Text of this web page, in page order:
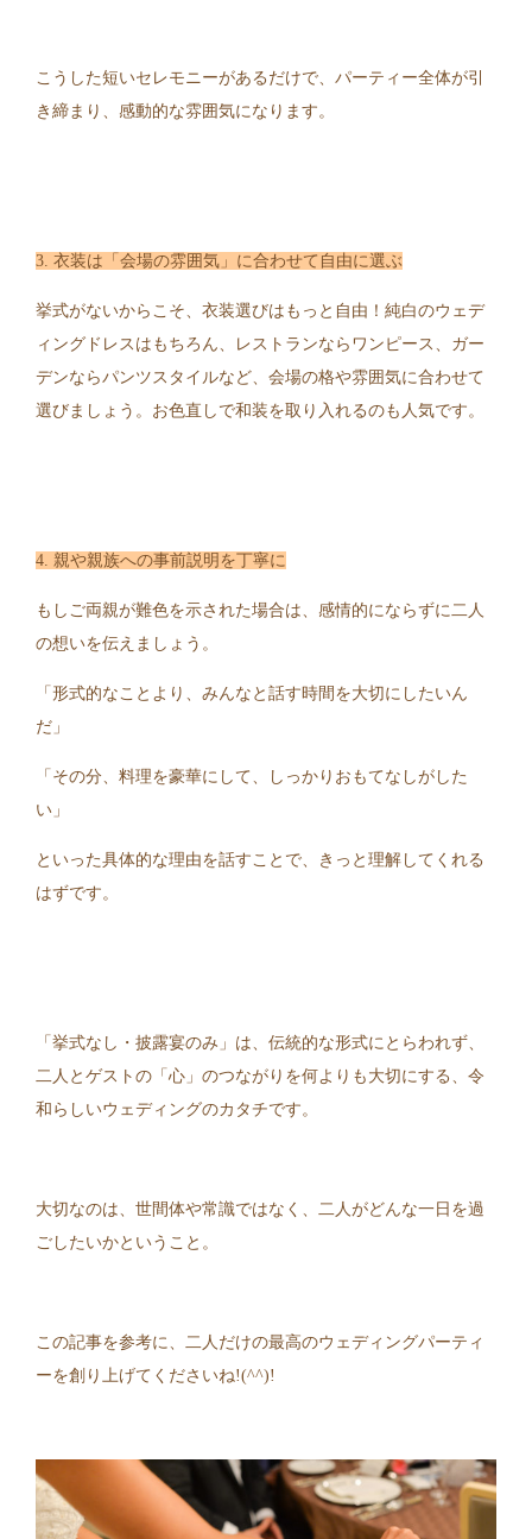
こうした短いセレモニーがあるだけで、パーティー全体が引
き締まり、感動的な雰囲気になります。
3. 衣装は「会場の雰囲気」に合わせて自由に選ぶ
挙式がないからこそ、衣装選びはもっと自由！純白のウェデ
ィングドレスはもちろん、レストランならワンピース、ガー
デンならパンツスタイルなど、会場の格や雰囲気に合わせて
選びましょう。お色直しで和装を取り入れるのも人気です。
4. 親や親族への事前説明を丁寧に
もしご両親が難色を示された場合は、感情的にならずに二人
の想いを伝えましょう。
「形式的なことより、みんなと話す時間を大切にしたいん
だ」
「その分、料理を豪華にして、しっかりおもてなしがした
い」
といった具体的な理由を話すことで、きっと理解してくれる
はずです。
「挙式なし・披露宴のみ」は、伝統的な形式にとらわれず、
二人とゲストの「心」のつながりを何よりも大切にする、令
和らしいウェディングのカタチです。
大切なのは、世間体や常識ではなく、二人がどんな一日を過
ごしたいかということ。
この記事を参考に、二人だけの最高のウェディングパーティ
ーを創り上げてくださいね!(^^)!